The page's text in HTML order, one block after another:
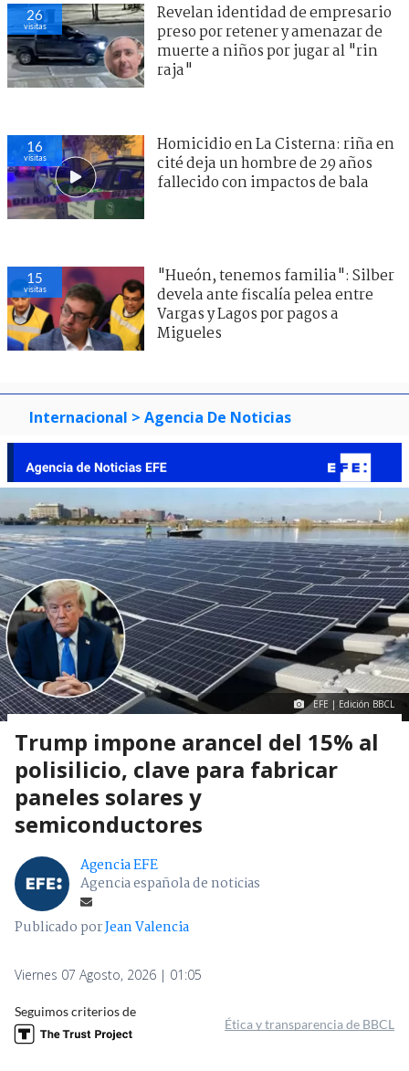
26
visitas
Revelan identidad de empresario
preso por retener y amenazar de
muerte a niños por jugar al "rin
raja"
16
visitas
Homicidio en La Cisterna: riña en
cité deja un hombre de 29 años
fallecido con impactos de bala
15
visitas
"Hueón, tenemos familia": Silber
devela ante fiscalía pelea entre
Vargas y Lagos por pagos a
Migueles
Internacional > Agencia De Noticias
EFE | Edición BBCL
Trump impone arancel del 15% al
polisilicio, clave para fabricar
paneles solares y
semiconductores
Agencia EFE
Agencia española de noticias
Publicado porJean Valencia
Viernes 07 Agosto, 2026 | 01:05
Seguimos criterios de
Ética y transparencia de BBCL